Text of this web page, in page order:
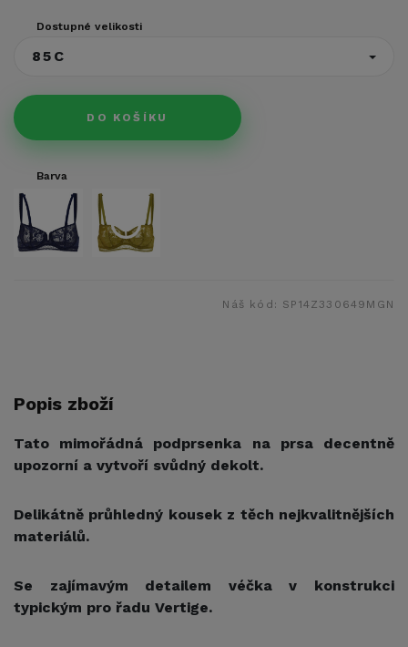
Dostupné velikosti
85C
DO KOŠÍKU
Barva
Náš kód: SP14Z330649MGN
Popis zboží
Tato mimořádná podprsenka na prsa decentně
upozorní a vytvoří svůdný dekolt.
Delikátně průhledný kousek z těch nejkvalitnějších
materiálů.
Se zajímavým detailem véčka v konstrukci
typickým pro řadu Vertige.